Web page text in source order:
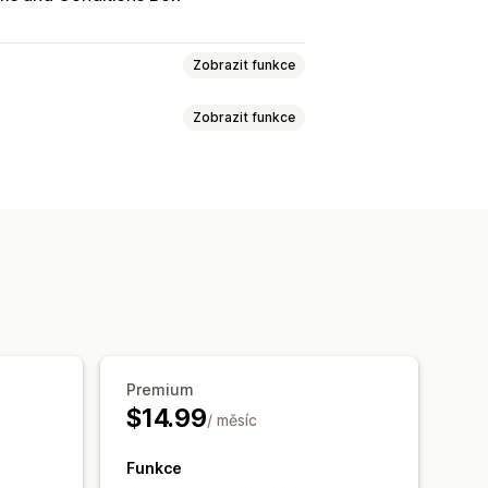
Zobrazit funkce
Zobrazit funkce
Spouštěče a pravidla
Analytika
Premium
$14.99/ měsíc
Funkce